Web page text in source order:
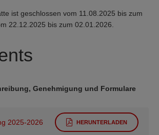
ist geschlossen vom 11.08.2025 bis zum
22.12.2025 bis zum 02.01.2026.
Genehmigung und Formulare
2025-2026 HERUNTERLADEN